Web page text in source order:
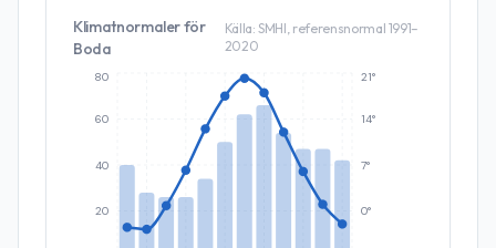
Klimatnormaler för
Boda
Källa: SMHI, referensnormal 1991–
2020
20
40
60
80
0°
7°
14°
21°